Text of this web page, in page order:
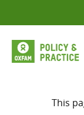
to
content
This